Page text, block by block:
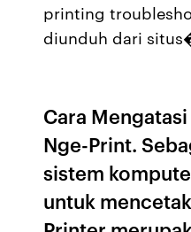
printing
diunduh dari
Cara
Nge-Print.
sistem
untuk